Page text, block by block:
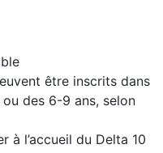
être inscrits dans
des 6-9 ans, selon
à l’accueil du Delta 10